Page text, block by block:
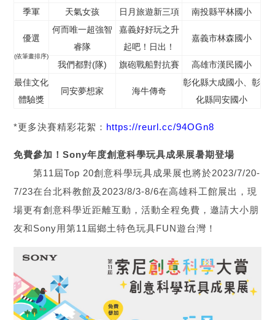
季軍
天氣女孩 日月旅遊新三項 南投縣平林國小
優選
(依筆畫排序)
何而唯一超強智
睿隊
嘉義好好玩之升
起吧！日出！
嘉義市林森國小
我們都對(隊) 旗砲戰船對抗賽
高雄市漢民國小
最佳文化
體驗獎
同安夢想家 海牛傳奇
彰化縣大成國小、彰
化縣同安國小
*更多決賽精彩花絮： https://reurl.cc/94OGn8
免費參加！Sony年度創意科學玩具成果展暑期登場
第11屆Top 20創意科學玩具成果展也將於2023/7/20-
7/23在台北科教館及2023/8/3-8/6在高雄科工館展出，現
場更有創意科學近距離互動，活動全程免費，邀請大小朋
友和Sony用第11屆鄉土特色玩具FUN遊台灣！